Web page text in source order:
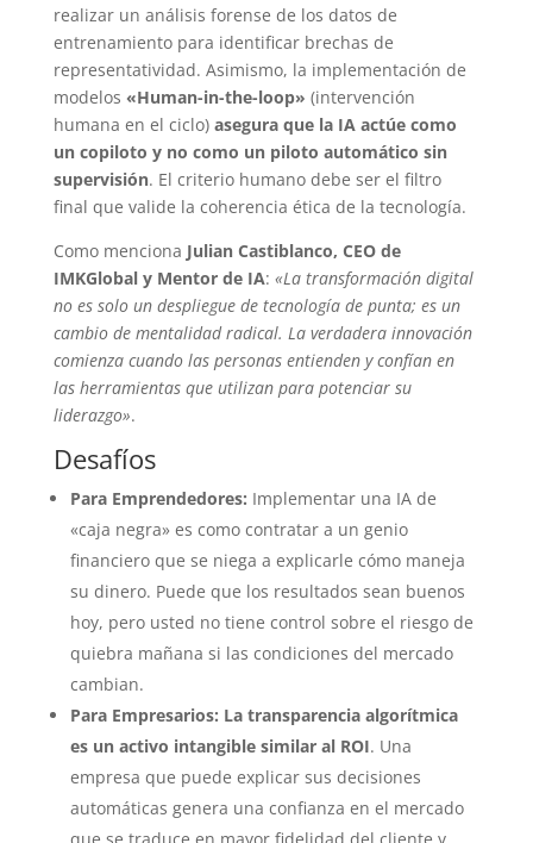
realizar un análisis forense de los datos de
entrenamiento para identificar brechas de
representatividad. Asimismo, la implementación de
modelos «Human-in-the-loop» (intervención
humana en el ciclo)asegura que la IA actúe como
un copiloto y no como un piloto automático sin
supervisión. El criterio humano debe ser el filtro
final que valide la coherencia ética de la tecnología.
Como menciona Julian Castiblanco, CEO de
IMKGlobal y Mentor de IA: «La transformación digital
no es solo un despliegue de tecnología de punta; es un
cambio de mentalidad radical. La verdadera innovación
comienza cuando las personas entienden y confían en
las herramientas que utilizan para potenciar su
liderazgo».
Desafíos
Para Emprendedores: Implementar una IA de
«caja negra» es como contratar a un genio
financiero que se niega a explicarle cómo maneja
su dinero. Puede que los resultados sean buenos
hoy, pero usted no tiene control sobre el riesgo de
quiebra mañana si las condiciones del mercado
cambian.
Para Empresarios: La transparencia algorítmica
es un activo intangible similar al ROI. Una
empresa que puede explicar sus decisiones
automáticas genera una confianza en el mercado
que se traduce en mayor fidelidad del cliente y